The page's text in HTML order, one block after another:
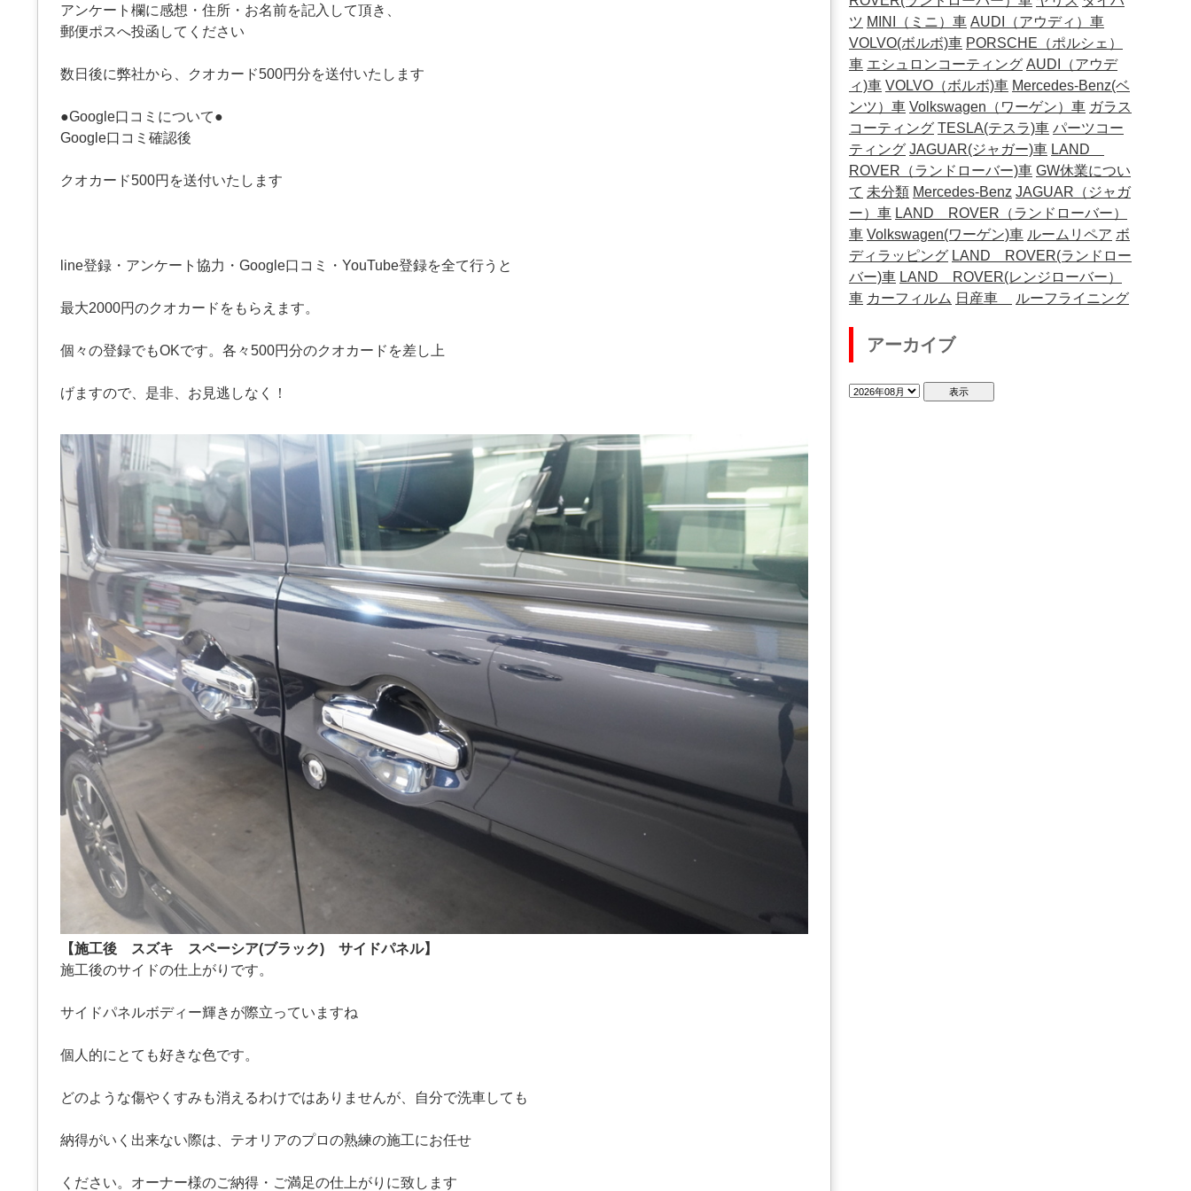
アンケート欄に感想・住所・お名前を記入して頂き、
郵便ポスへ投函してください
数日後に弊社から、クオカード500円分を送付いたします
●Google口コミについて●
Google口コミ確認後
クオカード500円を送付いたします
line登録・アンケート協力・Google口コミ・YouTube登録を全て行うと
最大2000円のクオカードをもらえます。
個々の登録でもOKです。各々500円分のクオカードを差し上
げますので、是非、お見逃しなく！
【施工後 スズキ スペーシア(ブラック) サイドパネル】
施工後のサイドの仕上がりです。
サイドパネルボディー輝きが際立っていますね
個人的にとても好きな色です。
どのような傷やくすみも消えるわけではありませんが、自分で洗車しても
納得がいく出来ない際は、テオリアのプロの熟練の施工にお任せ
ください。オーナー様のご納得・ご満足の仕上がりに致します
ツ MINI（ミニ）車 AUDI（アウディ）車
VOLVO(ボルボ)車 PORSCHE（ポルシェ）
車 エシュロンコーティング AUDI（アウデ
ィ)車 VOLVO（ボルボ)車 Mercedes-Benz(ベ
ンツ）車 Volkswagen（ワーゲン）車 ガラス
コーティング TESLA(テスラ)車 パーツコー
ティング JAGUAR(ジャガー)車 LAND
ROVER（ランドローバー)車 GW休業につい
て 未分類 Mercedes-Benz JAGUAR（ジャガ
ー）車 LAND ROVER（ランドローバー）
車 Volkswagen(ワーゲン)車 ルームリペア ボ
ディラッピング LAND ROVER(ランドロー
バー)車 LAND ROVER(レンジローバー）
車 カーフィルム 日産車 ルーフライニング
アーカイブ